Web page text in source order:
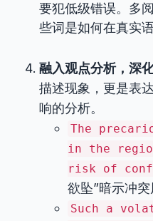
要犯低级错误。多
些词是如何在真实
融入观点分析，深
描述现象，更是表
响的分析。
The
in the
risk of
欲坠”暗示冲突
Such a